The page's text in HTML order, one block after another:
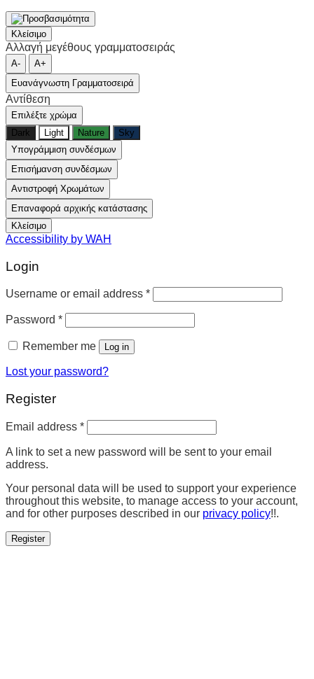
Κλείσιμο
Αλλαγή μεγέθους γραμματοσειράς
A-
A+
Ευανάγνωστη Γραμματοσειρά
Αντίθεση
Επιλέξτε χρώμα
Dark
Light Nature
Sky
Υπογράμμιση συνδέσμων
Επισήμανση συνδέσμων
Αντιστροφή Χρωμάτων
Επαναφορά αρχικής κατάστασης
Κλείσιμο
Accessibility by WAH
Login
Username or email address *
Password *
Remember me Log in
Lost your password?
Register
Email address *
A link to set a new password will be sent to your email
address.
Your personal data will be used to support your experience
throughout this website, to manage access to your account,
and for other purposes described in our privacy policy!!.
Register